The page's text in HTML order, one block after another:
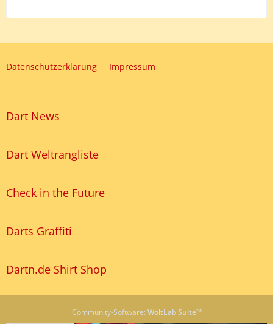
Datenschutzerklärung Impressum
Dart News
Dart Weltrangliste
Check in the Future
Darts Graffiti
Dartn.de Shirt Shop
Community-Software: WoltLab Suite™